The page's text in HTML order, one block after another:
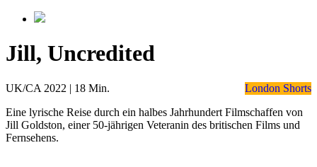
Jill, Uncredited
UK/CA 2022 | 18 Min.
London Shorts
Eine lyrische Reise durch ein halbes Jahrhundert Filmschaffen von
Jill Goldston, einer 50-jährigen Veteranin des britischen Films und
Fernsehens.